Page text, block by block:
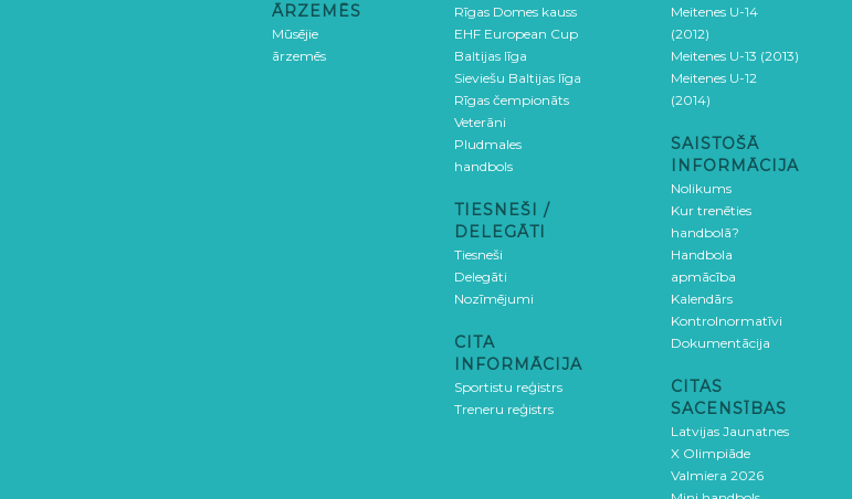
ĀRZEMĒS
Mūsējie
ārzemēs
Rīgas Domes kauss
EHF European Cup
Baltijas līga
Sieviešu Baltijas līga
Rīgas čempionāts
Veterāni
Pludmales
handbols
TIESNEŠI /
DELEGĀTI
Tiesneši
Delegāti
Nozīmējumi
CITA
INFORMĀCIJA
Sportistu reģistrs
Treneru reģistrs
Meitenes U-14
(2012)
Meitenes U-13 (2013)
Meitenes U-12
(2014)
SAISTOŠĀ
INFORMĀCIJA
Nolikums
Kur trenēties
handbolā?
Handbola
apmācība
Kalendārs
Kontrolnormatīvi
Dokumentācija
CITAS
SACENSĪBAS
Latvijas Jaunatnes
X Olimpiāde
Valmiera 2026